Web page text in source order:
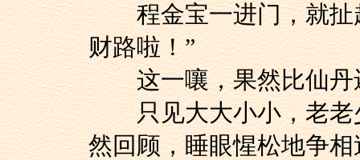
程金宝一进门，就扯
财路啦！”
这一嚷，果然比仙丹
只见大大小小，老老
然回顾，睡眼惺松地争